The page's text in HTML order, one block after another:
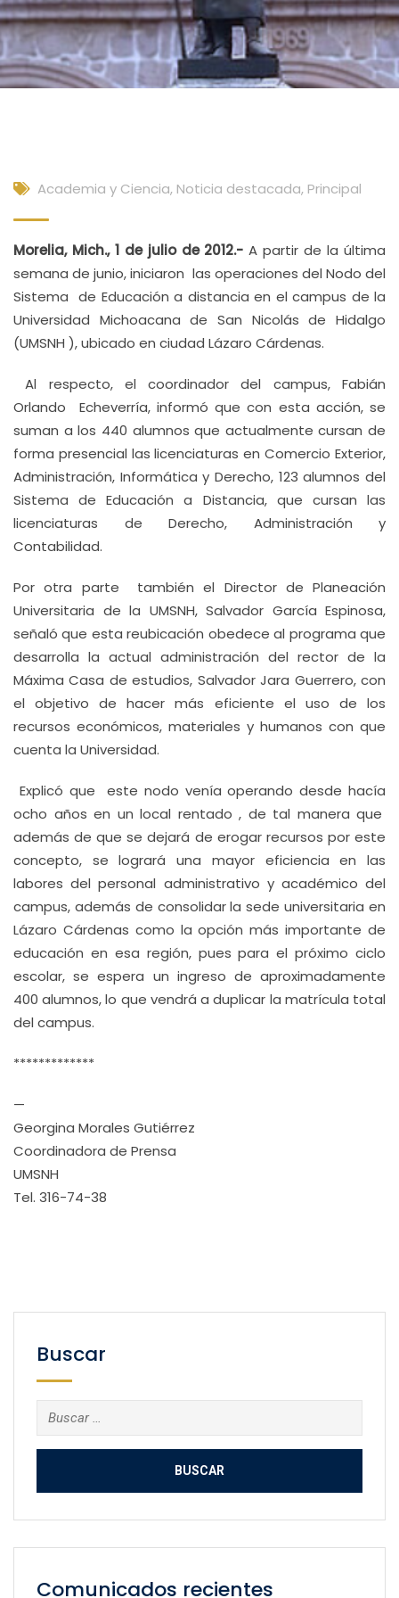
Academia y Ciencia, Noticia destacada, Principal
Morelia, Mich., 1 de julio de 2012.-A partir de la última
semana de junio, iniciaron las operaciones del Nodo del
Sistema de Educación a distancia en el campus de la
Universidad Michoacana de San Nicolás de Hidalgo
(UMSNH ), ubicado en ciudad Lázaro Cárdenas.
Al respecto, el coordinador del campus, Fabián
Orlando Echeverría, informó que con esta acción, se
suman a los 440 alumnos que actualmente cursan de
forma presencial las licenciaturas en Comercio Exterior,
Administración, Informática y Derecho, 123 alumnos del
Sistema de Educación a Distancia, que cursan las
licenciaturas de Derecho, Administración y
Contabilidad.
Por otra parte también el Director de Planeación
Universitaria de la UMSNH, Salvador García Espinosa,
señaló que esta reubicación obedece al programa que
desarrolla la actual administración del rector de la
Máxima Casa de estudios, Salvador Jara Guerrero, con
el objetivo de hacer más eficiente el uso de los
recursos económicos, materiales y humanos con que
cuenta la Universidad.
Explicó que este nodo venía operando desde hacía
ocho años en un local rentado , de tal manera que
además de que se dejará de erogar recursos por este
concepto, se logrará una mayor eficiencia en las
labores del personal administrativo y académico del
campus, además de consolidar la sede universitaria en
Lázaro Cárdenas como la opción más importante de
educación en esa región, pues para el próximo ciclo
escolar, se espera un ingreso de aproximadamente
400 alumnos, lo que vendrá a duplicar la matrícula total
del campus.
*************
—
Georgina Morales Gutiérrez
Coordinadora de Prensa
UMSNH
Tel. 316-74-38
Buscar
Buscar:
Comunicados recientes